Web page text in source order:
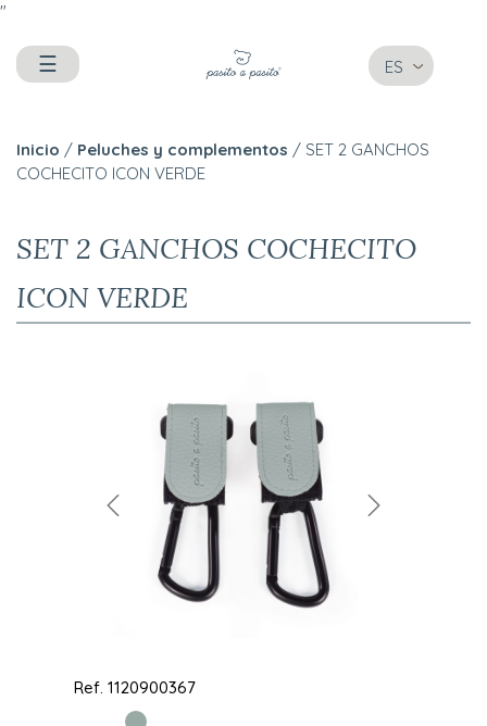
"
☰ ES
Inicio / Peluches y complementos / SET 2 GANCHOS
COCHECITO ICON VERDE
SET 2 GANCHOS COCHECITO
ICON VERDE
Ref. 1120900367